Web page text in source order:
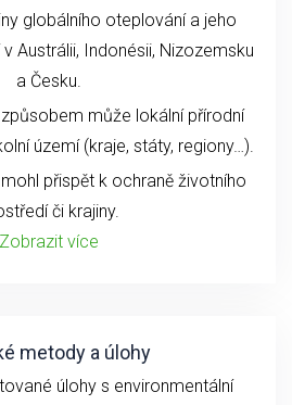
globálního oteplování a jeho
Austrálii, Indonésii, Nizozemsku
a Česku.
může lokální přírodní
území (kraje, státy, regiony…).
přispět k ochraně životního
či krajiny.
Zobrazit více
metody a úlohy
úlohy s environmentální